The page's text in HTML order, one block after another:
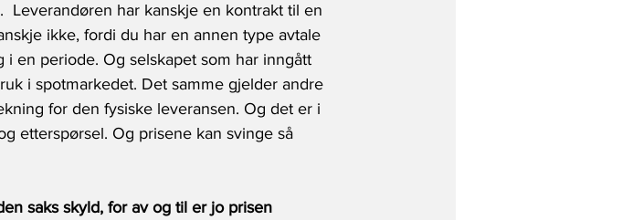
Leverandøren har kanskje en kontrakt til en
ikke, fordi du har en annen type avtale
en periode. Og selskapet som har inngått
i spotmarkedet. Det samme gjelder andre
for den fysiske leveransen. Og det er i
etterspørsel. Og prisene kan svinge så
saks skyld, for av og til er jo prisen